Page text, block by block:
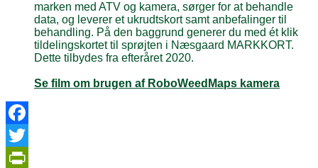
marken med ATV og kamera, sørger for at behandle
data, og leverer et ukrudtskort samt anbefalinger til
behandling. På den baggrund generer du med ét klik
tildelingskortet til sprøjten i Næsgaard MARKKORT.
Dette tilbydes fra efteråret 2020.
Se film om brugen af RoboWeedMaps kamera
Facebook
Twitter